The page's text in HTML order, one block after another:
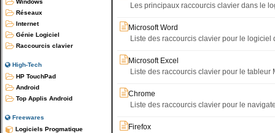
Windows
Réseaux
Internet
Génie Logiciel
Raccourcis clavier
High-Tech
HP TouchPad
Android
Top Applis Android
Freewares
Logiciels Progmatique
Les principaux raccourcis clavier dans le
Microsoft Word
Liste des raccourcis clavier pour le logiciel
Microsoft Excel
Liste des raccourcis clavier pour le tableur
Chrome
Liste des raccourcis clavier pour le
Firefox